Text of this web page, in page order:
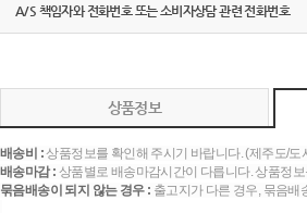
A/S 책임자와 전화번호 또는 소비자상담 관련 전화번호
상품정보
배송비 :상품정보를 확인해 주시기 바랍니다. (제주도/
배송마감 : 상품별로 배송마감시간이 다릅니다. 상품정
묶음배송이 되지 않는 경우 : 출고지가 다른 경우, 묶음배